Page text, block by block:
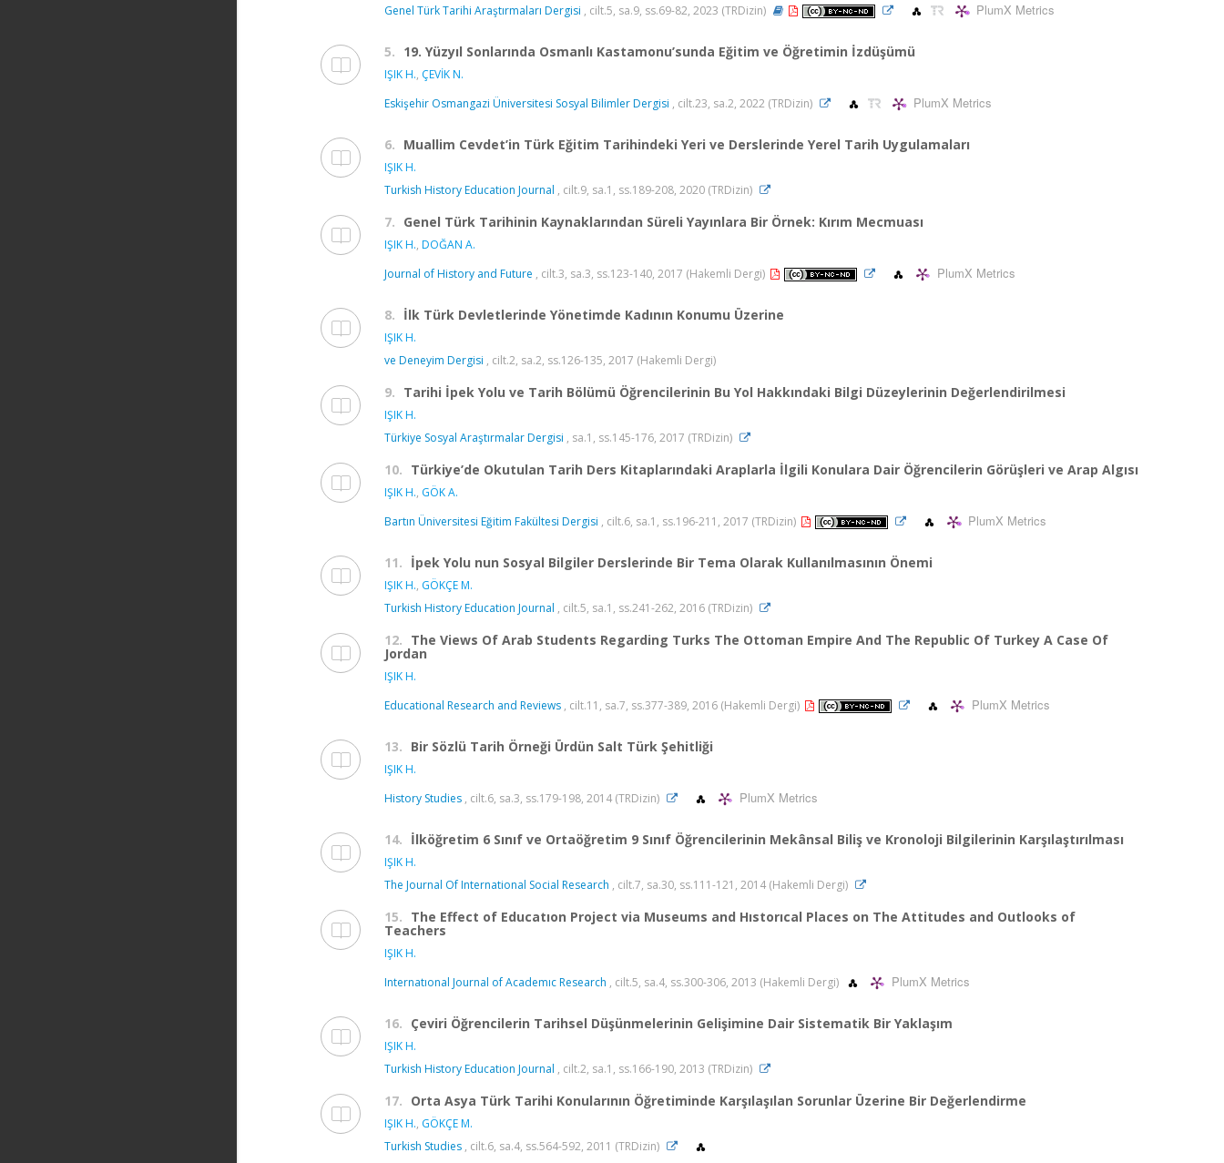
Genel Türk Tarihi Araştırmaları Dergisi , cilt.5, sa.9, ss.69-82, 2023 (TRDizin) PlumX Metrics
5. 19. Yüzyıl Sonlarında Osmanlı Kastamonu’sunda Eğitim ve Öğretimin İzdüşümü
IŞIK H., ÇEVİK N.
Eskişehir Osmangazi Üniversitesi Sosyal Bilimler Dergisi , cilt.23, sa.2, 2022 (TRDizin) PlumX Metrics
6. Muallim Cevdet’in Türk Eğitim Tarihindeki Yeri ve Derslerinde Yerel Tarih Uygulamaları
IŞIK H.
Turkish History Education Journal , cilt.9, sa.1, ss.189-208, 2020 (TRDizin)
7. Genel Türk Tarihinin Kaynaklarından Süreli Yayınlara Bir Örnek: Kırım Mecmuası
IŞIK H., DOĞAN A.
Journal of History and Future , cilt.3, sa.3, ss.123-140, 2017 (Hakemli Dergi) PlumX Metrics
8. İlk Türk Devletlerinde Yönetimde Kadının Konumu Üzerine
IŞIK H.
ve Deneyim Dergisi , cilt.2, sa.2, ss.126-135, 2017 (Hakemli Dergi)
9. Tarihi İpek Yolu ve Tarih Bölümü Öğrencilerinin Bu Yol Hakkındaki Bilgi Düzeylerinin Değerlendirilmesi
IŞIK H.
Türkiye Sosyal Araştırmalar Dergisi , sa.1, ss.145-176, 2017 (TRDizin)
10. Türkiye’de Okutulan Tarih Ders Kitaplarındaki Araplarla İlgili Konulara Dair Öğrencilerin Görüşleri ve Arap Algısı
IŞIK H., GÖK A.
Bartın Üniversitesi Eğitim Fakültesi Dergisi , cilt.6, sa.1, ss.196-211, 2017 (TRDizin) PlumX Metrics
11. İpek Yolu nun Sosyal Bilgiler Derslerinde Bir Tema Olarak Kullanılmasının Önemi
IŞIK H., GÖKÇE M.
Turkish History Education Journal , cilt.5, sa.1, ss.241-262, 2016 (TRDizin)
12. The Views Of Arab Students Regarding Turks The Ottoman Empire And The Republic Of Turkey A Case Of
Jordan
IŞIK H.
Educational Research and Reviews , cilt.11, sa.7, ss.377-389, 2016 (Hakemli Dergi) PlumX Metrics
13. Bir Sözlü Tarih Örneği Ürdün Salt Türk Şehitliği
IŞIK H.
History Studies , cilt.6, sa.3, ss.179-198, 2014 (TRDizin) PlumX Metrics
14. İlköğretim 6 Sınıf ve Ortaöğretim 9 Sınıf Öğrencilerinin Mekânsal Biliş ve Kronoloji Bilgilerinin Karşılaştırılması
IŞIK H.
The Journal Of International Social Research , cilt.7, sa.30, ss.111-121, 2014 (Hakemli Dergi)
15. The Effect of Educatıon Project via Museums and Hıstorıcal Places on The Attitudes and Outlooks of
Teachers
IŞIK H.
Internatıonal Journal of Academıc Research , cilt.5, sa.4, ss.300-306, 2013 (Hakemli Dergi) PlumX Metrics
16. Çeviri Öğrencilerin Tarihsel Düşünmelerinin Gelişimine Dair Sistematik Bir Yaklaşım
IŞIK H.
Turkish History Education Journal , cilt.2, sa.1, ss.166-190, 2013 (TRDizin)
17. Orta Asya Türk Tarihi Konularının Öğretiminde Karşılaşılan Sorunlar Üzerine Bir Değerlendirme
IŞIK H., GÖKÇE M.
Turkish Studies , cilt.6, sa.4, ss.564-592, 2011 (TRDizin)